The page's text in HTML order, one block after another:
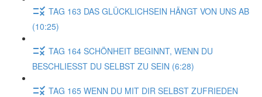
TAG 163 DAS GLÜCKLICHSEIN HÄNGT VON UNS AB
(10:25)
TAG 164 SCHÖNHEIT BEGINNT, WENN DU
BESCHLIESST DU SELBST ZU SEIN (6:28)
TAG 165 WENN DU MIT DIR SELBST ZUFRIEDEN